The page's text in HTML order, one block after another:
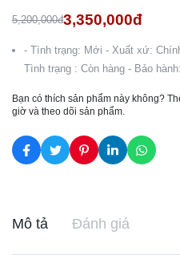
5,200,000đ3,350,000đ
- Tình trạng: Mới - Xuất xứ:
Tình trạng : Còn hàng - Bảo
Bạn có thích sản phẩm này không?
giờ và theo dõi sản phẩm.
Mô tả Đánh giá